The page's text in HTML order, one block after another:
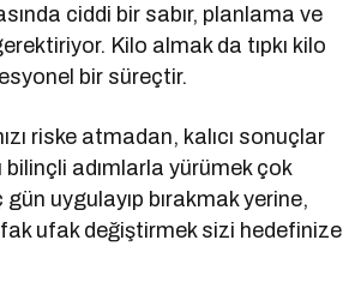
ciddi bir sabır, planlama ve
Kilo almak da tıpkı kilo
bir süreçtir.
riske atmadan, kalıcı sonuçlar
adımlarla yürümek çok
uygulayıp bırakmak yerine,
ufak değiştirmek sizi hedefinize